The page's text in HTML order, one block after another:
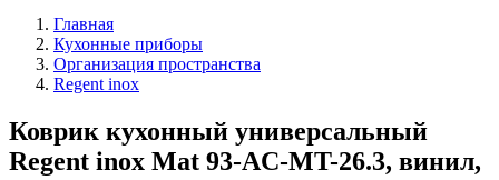
Главная
Кухонные приборы
Организация пространства
Regent inox
Коврик кухонный универсальный
Regent inox Mat 93-AC-MT-26.3, винил,